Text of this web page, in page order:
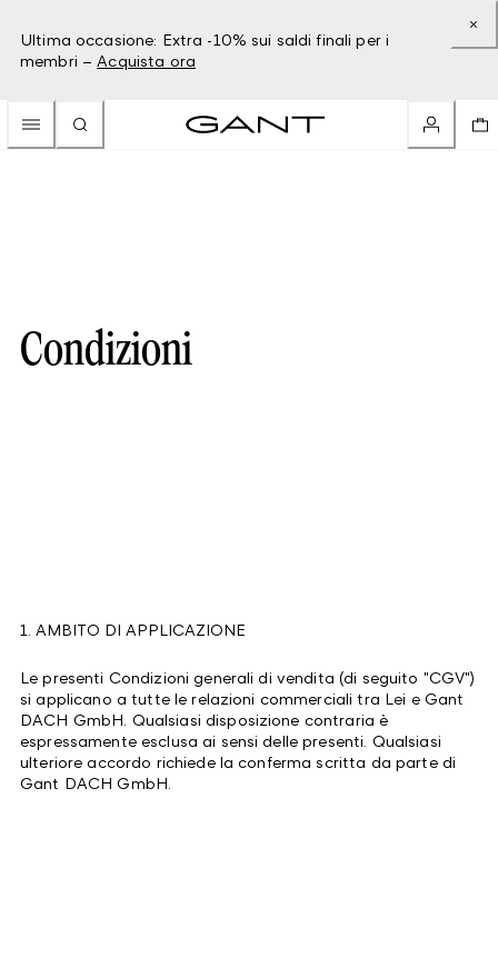
Ultima occasione: Extra -10% sui saldi finali per i
membri – Acquista ora
Condizioni
1. AMBITO DI APPLICAZIONE
Le presenti Condizioni generali di vendita (di seguito "CGV")
si applicano a tutte le relazioni commerciali tra Lei e Gant
DACH GmbH. Qualsiasi disposizione contraria è
espressamente esclusa ai sensi delle presenti. Qualsiasi
ulteriore accordo richiede la conferma scritta da parte di
Gant DACH GmbH.